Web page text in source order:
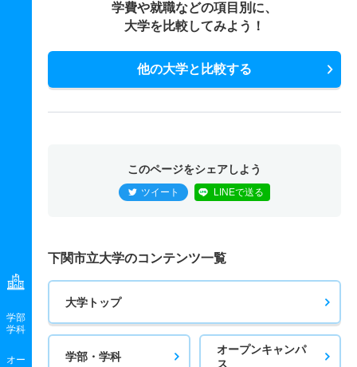
学部
学科
オー
学費や就職などの項目別に、
大学を比較してみよう！
他の大学と比較する
このページをシェアしよう
ツイート LINEで送る
下関市立大学のコンテンツ一覧
大学トップ
学部・学科
オープンキャンパ
ス